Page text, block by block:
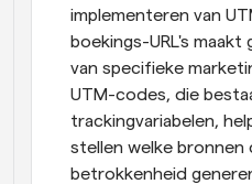
implementeren van
boekings-URL's
van specifieke
UTM-codes, die
trackingvariabelen,
stellen welke bronnen
betrokkenheid